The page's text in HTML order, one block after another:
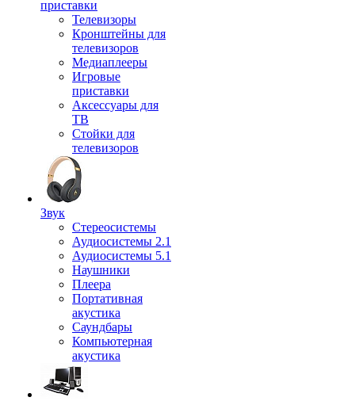
приставки
Телевизоры
Кронштейны для
телевизоров
Медиаплееры
Игровые
приставки
Аксессуары для
ТВ
Стойки для
телевизоров
Звук
Стереосистемы
Аудиосистемы 2.1
Аудиосистемы 5.1
Наушники
Плеера
Портативная
акустика
Саундбары
Компьютерная
акустика